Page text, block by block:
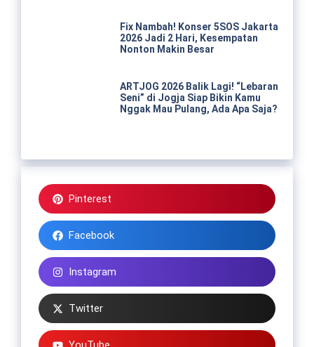
Fix Nambah! Konser 5SOS Jakarta
2026 Jadi 2 Hari, Kesempatan
Nonton Makin Besar
ARTJOG 2026 Balik Lagi! “Lebaran
Seni” di Jogja Siap Bikin Kamu
Nggak Mau Pulang, Ada Apa Saja?
Pinterest
Facebook
Instagram
Twitter